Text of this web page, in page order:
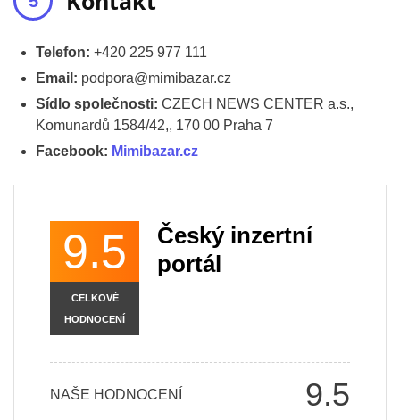
Telefon: +420 225 977 111
Email: podpora@mimibazar.cz
Sídlo společnosti: CZECH NEWS CENTER a.s.,
Komunardů 1584/42,, 170 00 Praha 7
Facebook: Mimibazar.cz
9.5
CELKOVÉ
HODNOCENÍ
Český inzertní
portál
9.5
NAŠE HODNOCENÍ